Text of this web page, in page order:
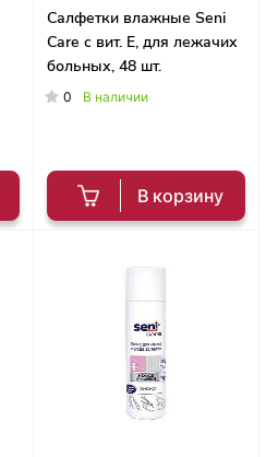
Салфетки влажные Seni
Care с вит. Е, для лежачих
больных, 48 шт.
0 В наличии
В корзину